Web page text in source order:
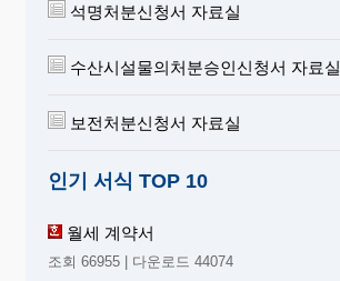
석명처분신청서 자료실
수산시설물의처분승인신청서 자료실
보전처분신청서 자료실
인기 서식 TOP 10
월세 계약서
조회 66955 | 다운로드 44074